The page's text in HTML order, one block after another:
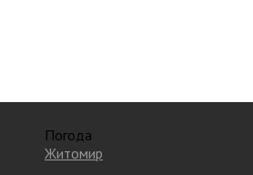
Погода
Житомир